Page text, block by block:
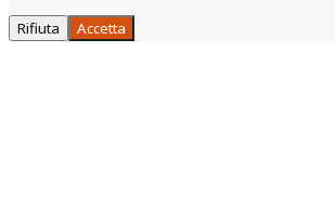
Rifiuta Accetta